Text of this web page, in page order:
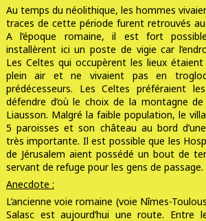
Au temps du néolithique, les hommes
traces de cette période furent retrouvés
A l’époque romaine, il est fort
installèrent ici un poste de vigie car
Les Celtes qui occupèrent les lieux
plein air et ne vivaient pas en
prédécesseurs. Les Celtes préféraient
défendre d’où le choix de la montagne
Liausson. Malgré la faible population, le
5 paroisses et son château au bord
très importante. Il est possible que les
de Jérusalem aient possédé un bout de
servant de refuge pour les gens de passage.
Anecdote :
L’ancienne voie romaine (voie Nîmes-
Salasc est aujourd’hui une route. Entre